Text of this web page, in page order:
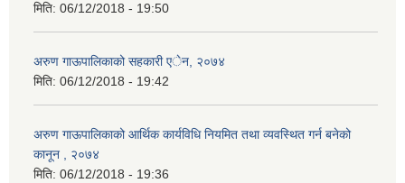
मिति: 06/12/2018 - 19:50
अरुण गाऊपालिकाको सहकारी एेन, २०७४
मिति: 06/12/2018 - 19:42
अरुण गाऊपालिकाको आर्थिक कार्यविधि नियमित तथा व्यवस्थित गर्न बनेको
कानून , २०७४
मिति: 06/12/2018 - 19:36